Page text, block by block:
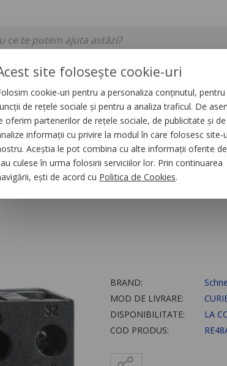
DE STOC SERVICII DEVINO PARTENER
industrial Relee
La
BRAND:
MOD DE LIVRARE:
DISPONIBILITATE:
LA
COD PRODUS:
site folosește cookie-uri
cookie-uri pentru a personaliza conținutul,
de rețele sociale și pentru a analiza traficul. De
oferim partenerilor de rețele sociale, de publicitate și de
informații cu privire la modul în care folosesc site-
Aceștia le pot combina cu alte informații oferite
culese în urma folosirii serviciilor lor. Prin continuarea
ești de acord cu Politica de Cookies.